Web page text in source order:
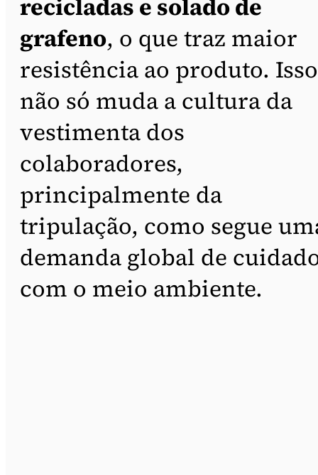
recicladas e solado de
grafeno, o que traz maior
resistência ao produto. Isso
não só muda a cultura da
vestimenta dos
colaboradores,
principalmente da
tripulação, como segue
demanda global de
com o meio ambiente.